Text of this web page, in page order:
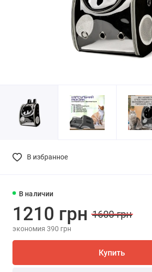
В избранное
В наличии
1210 грн 1600 грн
экономия 390 грн
Купить